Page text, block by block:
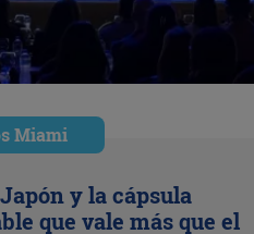
Miami
y la cápsula
que vale más que el